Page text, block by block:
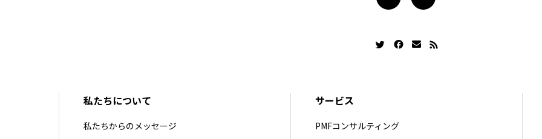
私たちについて
私たちからのメッセージ
サービス
PMFコンサルティング